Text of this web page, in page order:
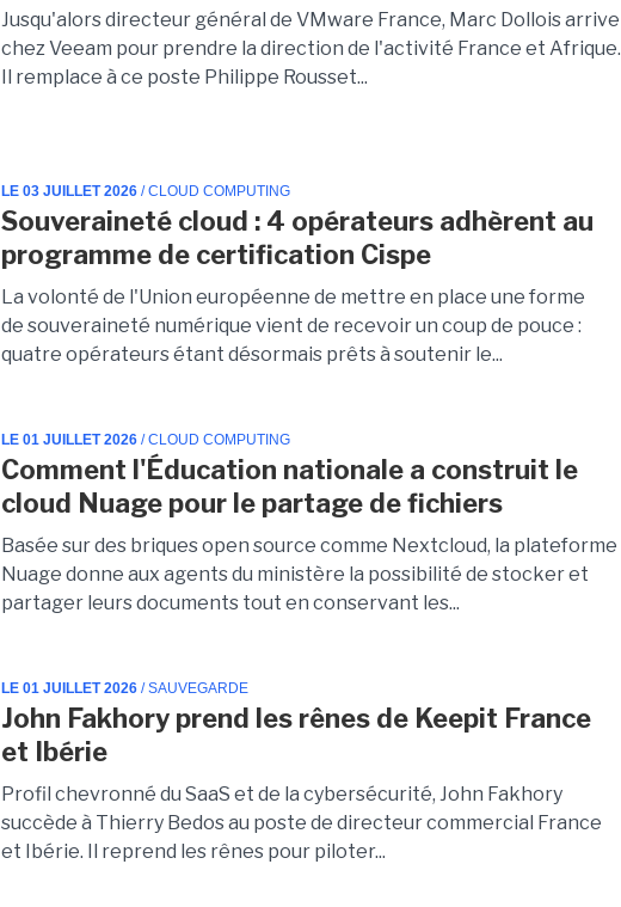
Jusqu'alors directeur général de VMware France, Marc Dollois arrive
chez Veeam pour prendre la direction de l'activité France et Afrique.
Il remplace à ce poste Philippe Rousset...
LE 03 JUILLET 2026 / CLOUD COMPUTING
Souveraineté cloud : 4 opérateurs adhèrent au
programme de certification Cispe
La volonté de l'Union européenne de mettre en place une forme
de souveraineté numérique vient de recevoir un coup de pouce :
quatre opérateurs étant désormais prêts à soutenir le...
LE 01 JUILLET 2026 / CLOUD COMPUTING
Comment l'Éducation nationale a construit le
cloud Nuage pour le partage de fichiers
Basée sur des briques open source comme Nextcloud, la plateforme
Nuage donne aux agents du ministère la possibilité de stocker et
partager leurs documents tout en conservant les...
LE 01 JUILLET 2026 / SAUVEGARDE
John Fakhory prend les rênes de Keepit France
et Ibérie
Profil chevronné du SaaS et de la cybersécurité, John Fakhory
succède à Thierry Bedos au poste de directeur commercial France
et Ibérie. Il reprend les rênes pour piloter...